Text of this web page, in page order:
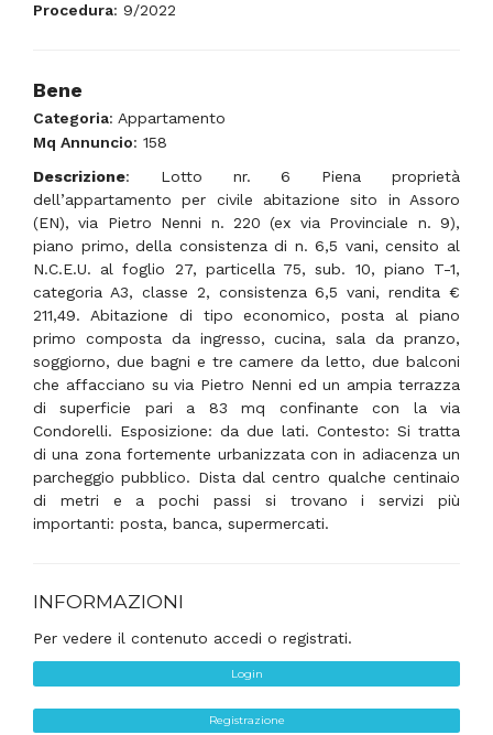
Procedura: 9/2022
Bene
Categoria: Appartamento
Mq Annuncio: 158
Descrizione: Lotto nr. 6 Piena proprietà
dell’appartamento per civile abitazione sito in Assoro
(EN), via Pietro Nenni n. 220 (ex via Provinciale n. 9),
piano primo, della consistenza di n. 6,5 vani, censito al
N.C.E.U. al foglio 27, particella 75, sub. 10, piano T-1,
categoria A3, classe 2, consistenza 6,5 vani, rendita €
211,49. Abitazione di tipo economico, posta al piano
primo composta da ingresso, cucina, sala da pranzo,
soggiorno, due bagni e tre camere da letto, due balconi
che affacciano su via Pietro Nenni ed un ampia terrazza
di superficie pari a 83 mq confinante con la via
Condorelli. Esposizione: da due lati. Contesto: Si tratta
di una zona fortemente urbanizzata con in adiacenza un
parcheggio pubblico. Dista dal centro qualche centinaio
di metri e a pochi passi si trovano i servizi più
importanti: posta, banca, supermercati.
INFORMAZIONI
Per vedere il contenuto accedi o registrati.
Login
Registrazione